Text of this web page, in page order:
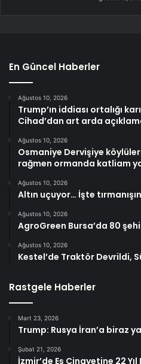
En Güncel Haberler
Ağustos 10, 2026
Trump’ın iddiası ortalığı
Cihad’dan art arda
Ağustos 10, 2026
Osmaniye Dervişiye
rağmen ormanda katliam
Ağustos 10, 2026
Altın uçuyor… İşte
Ağustos 10, 2026
AgroGreen Bursa’da 80
Ağustos 10, 2026
Kestel’de Traktör Devrildi,
Rastgele Haberler
Mart 23, 2026
Trump: Rusya İran’a biraz
Şubat 21, 2026
İzmir’de Eş Cinayetine 22 Yıl